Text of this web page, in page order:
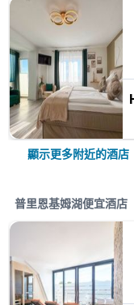
顯示更多附近的酒店
普里恩基姆湖便宜酒店